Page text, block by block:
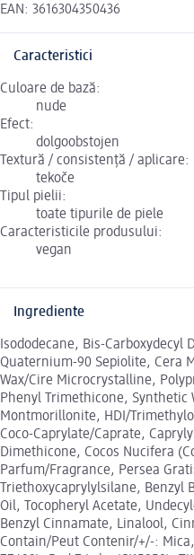
EAN: 3616304350436
Caracteristici
Culoare de bază:
nude
Efect:
dolgoobstojen
Textură / consistență / aplicare:
tekoče
Tipul pielii:
toate tipurile de piele
Caracteristicile produsului:
vegan
Ingrediente
Isododecane, Bis-Carboxydecyl
Quaternium-90 Sepiolite, Cera
Wax/Cire Microcrystalline,
Phenyl Trimethicone, Synthetic
Montmorillonite, HDI/
Coco-Caprylate/Caprate,
Dimethicone, Cocos Nucifera
Parfum/Fragrance, Persea
Triethoxycaprylylsilane, Benzyl
Oil, Tocopheryl Acetate,
Benzyl Cinnamate, Linalool,
Contain/Peut Contenir/+/-: Mica,